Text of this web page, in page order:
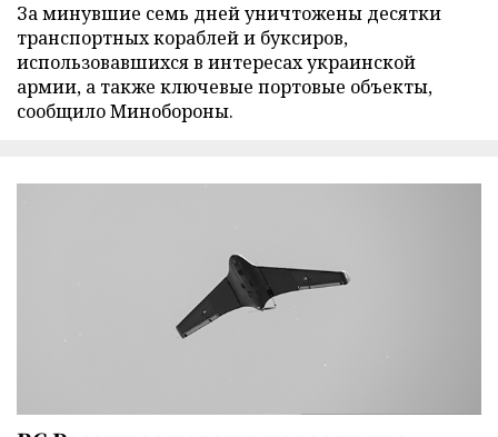
За минувшие семь дней уничтожены десятки
транспортных кораблей и буксиров,
использовавшихся в интересах украинской
армии, а также ключевые портовые объекты,
сообщило Минобороны.